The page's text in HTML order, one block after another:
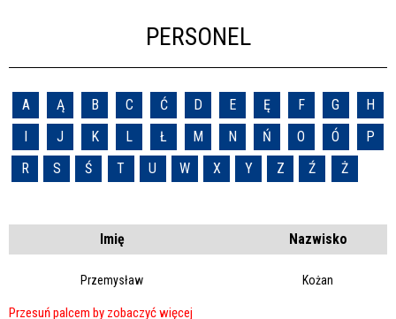
PERSONEL
A Ą B C Ć D E Ę F G
H
I
J K L Ł M N Ń O Ó
P
R
S Ś T U W X Y Z Ź Ż
Imię Nazwisko
Przemysław Kożan